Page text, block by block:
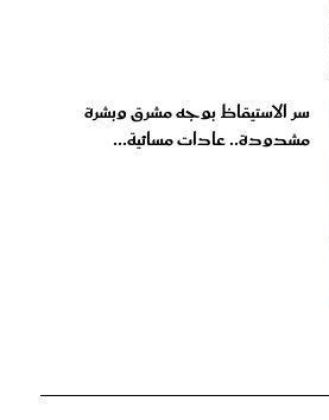
سر الاستيقاظ بوجه مشرق وبشرة
مشدودة.. عادات مسائية...